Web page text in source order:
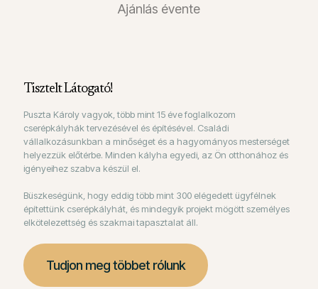
Ajánlás évente
Tisztelt Látogató!
Puszta Károly vagyok, több mint 15 éve foglalkozom
cserépkályhák tervezésével és építésével. Családi
vállalkozásunkban a minőséget és a hagyományos mesterséget
helyezzük előtérbe. Minden kályha egyedi, az Ön otthonához és
igényeihez szabva készül el.
Büszkeségünk, hogy eddig több mint 300 elégedett ügyfélnek
építettünk cserépkályhát, és mindegyik projekt mögött személyes
elkötelezettség és szakmai tapasztalat áll.
Tudjon meg többet rólunk